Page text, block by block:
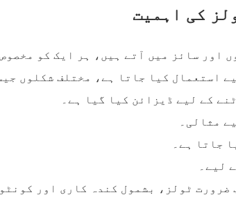
استعمال کیا جاتا ہے، مختلف شکلوں
کے لیے ڈیزائن کیا گیا ہے۔
مثالی۔
جاتا ہے۔
لیے۔
ٹولز، بشمول کندہ کاری اور